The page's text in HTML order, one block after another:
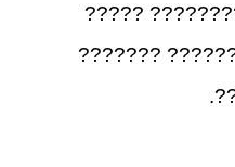
???? ???
????? ???????